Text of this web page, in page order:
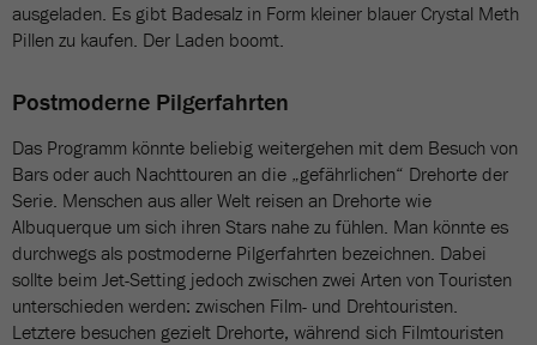
ausgeladen. Es gibt Badesalz in Form kleiner blauer Crystal Meth
Pillen zu kaufen. Der Laden boomt.
Postmoderne Pilgerfahrten
Das Programm könnte beliebig weitergehen mit dem Besuch von
Bars oder auch Nachttouren an die „gefährlichen“ Drehorte der
Serie. Menschen aus aller Welt reisen an Drehorte wie
Albuquerque um sich ihren Stars nahe zu fühlen. Man könnte es
durchwegs als postmoderne Pilgerfahrten bezeichnen. Dabei
sollte beim Jet-Setting jedoch zwischen zwei Arten von Touristen
unterschieden werden: zwischen Film- und Drehtouristen.
Letztere besuchen gezielt Drehorte, während sich Filmtouristen